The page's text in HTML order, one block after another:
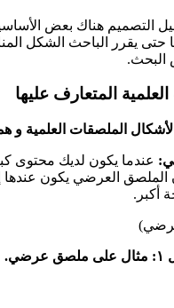
التصميم هناك بعض
حتى يقرر الباحث الشكل
البحث.
المتعارف عليها
الملصقات العلمية و
عندما يكون لديك محتوى
الملصق العرضي يكون عندها
أكبر.